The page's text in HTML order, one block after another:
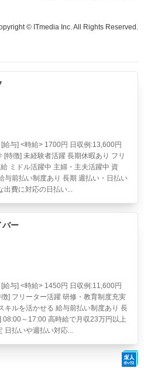
© ITmedia Inc. All Rights Reserved.
給与] <時給> 1700円 日収例:13,600円
特徴] 未経験者活躍 長期休暇あり フリ
ミドル活躍中 主婦・主夫活躍中 資
与前払い制度あり 長期 週払い・日払い
出費に対応の日払い...
バー
給与] <時給> 1450円 日収例:11,600円
] フリーター活躍 研修・教育制度充実
キルを活かせる 給与前払い制度あり 長
08:00～17:00 高時給で月収23万円以上
日払いや週払い対応...